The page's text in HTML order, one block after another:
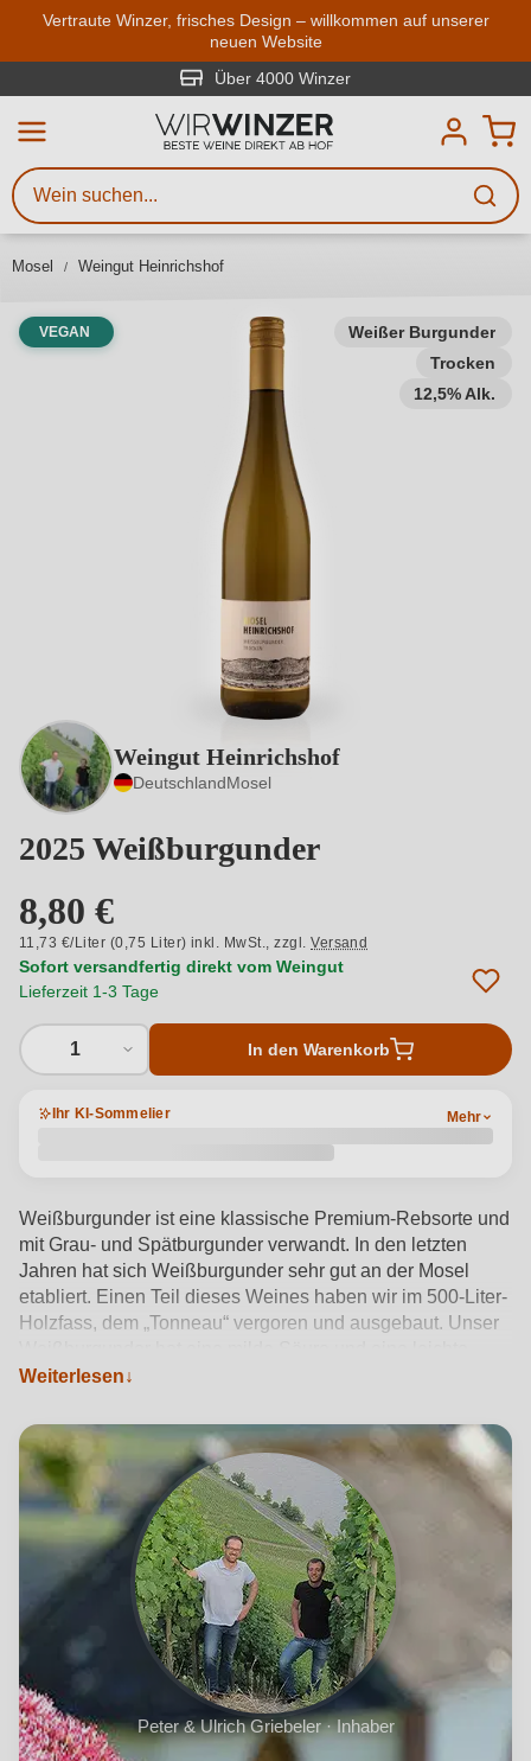
Zum Hauptinhalt springen
Vertraute Winzer, frisches Design – willkommen auf unserer
neuen Website
Über 4000 Winzer
Mosel Weingut Heinrichshof
Weißer Burgunder
Trocken
12,5% Alk.
VEGAN
Weingut Heinrichshof
DeutschlandMosel
2025 Weißburgunder
8,80 €
11,73 €/Liter (0,75 Liter) inkl. MwSt.,zzgl.Versand
Sofort versandfertig direkt vom Weingut
Lieferzeit 1-3 Tage
1 In den Warenkorb
Ihr KI-Sommelier Mehr
Weißburgunder ist eine klassische Premium-Rebsorte und
mit Grau- und Spätburgunder verwandt. In den letzten
Jahren hat sich Weißburgunder sehr gut an der Mosel
etabliert. Einen Teil dieses Weines haben wir im 500-Liter-
Holzfass, dem „Tonneau“ vergoren und ausgebaut. Unser
„Cremigkeit“. Wir umschreiben seinen Geschmack mit
Früchten.Produktdetails anzeigen →
Weiterlesen
Peter & Ulrich Griebeler · Inhaber
Weinsuche
Mindestens 3 Zeichen eingeben
Beschreiben Sie, welchen Wein
Sie suchen – ob nach Geschmack,